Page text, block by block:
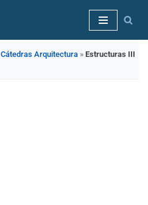
Cátedras Arquitectura » Estructuras III